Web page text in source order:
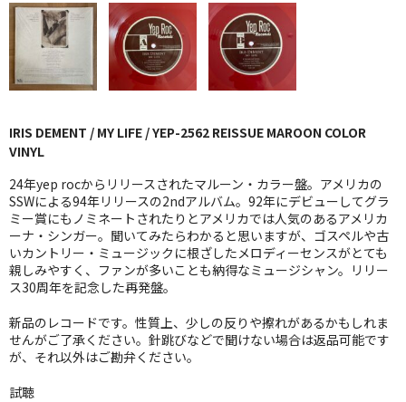
JAZZ-EU
JAZZ-JP
J-POP
ROCK
FOLK,SSW
WORLD
その他
7INC
IRIS DEMENT / MY LIFE / YEP-2562 REISSUE MAROON COLOR
VINYL
24年yep rocからリリースされたマルーン・カラー盤。アメリカの
SSWによる94年リリースの2ndアルバム。92年にデビューしてグラ
ミー賞にもノミネートされたりとアメリカでは人気のあるアメリカ
ーナ・シンガー。聞いてみたらわかると思いますが、ゴスペルや古
いカントリー・ミュージックに根ざしたメロディーセンスがとても
親しみやすく、ファンが多いことも納得なミュージシャン。リリー
ス30周年を記念した再発盤。
新品のレコードです。性質上、少しの反りや擦れがあるかもしれま
せんがご了承ください。針跳びなどで聞けない場合は返品可能です
が、それ以外はご勘弁ください。
試聴